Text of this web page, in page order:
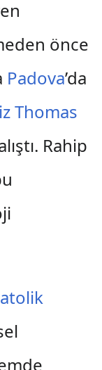
önce
Padova’da
Thomas
Rahip